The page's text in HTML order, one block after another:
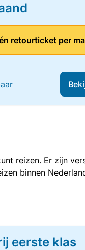
retourticket per
reizen. Er zijn
binnen
eerste klas